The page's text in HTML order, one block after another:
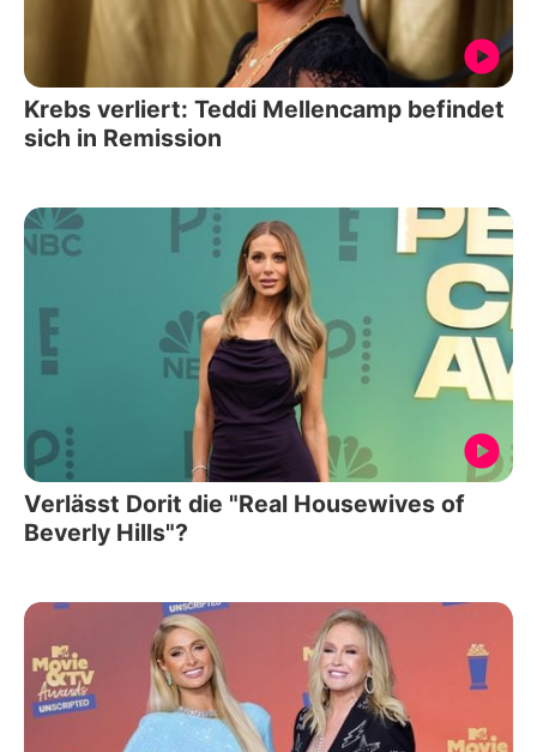
Krebs verliert: Teddi Mellencamp befindet
sich in Remission
Verlässt Dorit die "Real Housewives of
Beverly Hills"?